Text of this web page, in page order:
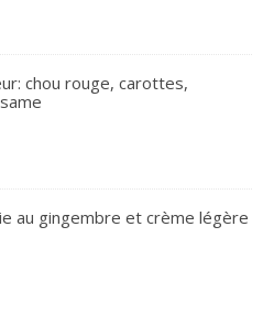
chou rouge, carottes,
au gingembre et crème légère